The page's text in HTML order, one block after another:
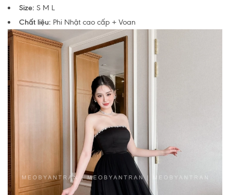
Size: S M L
Chất liệu: Phi Nhật cao cấp + Voan